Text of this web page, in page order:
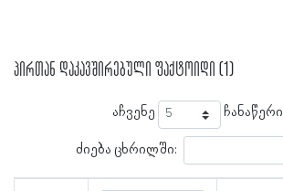
პირთან დაკავშირებული ფაქტოიდი (1)
აჩვენე ჩანაწერი
ძიება ცხრილში: